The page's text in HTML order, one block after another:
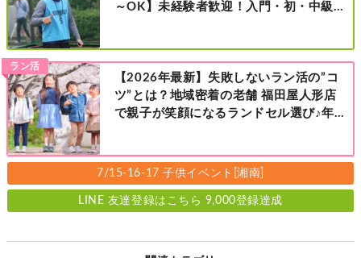
～OK】未経験者歓迎！入門・初・中級の
ラン活
【2026年最新】失敗しないラン活の”コ
ツ”とは？地域密着の老舗 福田屋人形店
で親子が笑顔になるランドセル選び♪年
店・町田店・マルイファミリー溝口店］
7/15-16-17 子供イベント[湘南]
LINE 友達登録はこちら 9,000登録達成